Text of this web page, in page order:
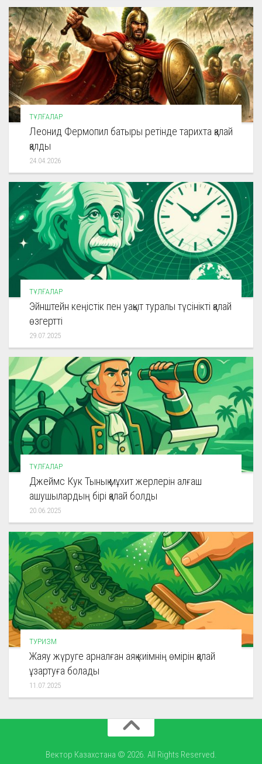
ТҰЛҒАЛАР
Леонид Фермопил батыры ретінде тарихта қалай
қалды
24.04.2026
ТҰЛҒАЛАР
Эйнштейн кеңістік пен уақыт туралы түсінікті қалай
өзгертті
29.07.2025
ТҰЛҒАЛАР
Джеймс Кук Тынық мұхит жерлерін алғаш
ашушылардың бірі қалай болды
20.06.2025
ТУРИЗМ
Жаяу жүруге арналған аяқ киімнің өмірін қалай
ұзартуға болады
11.07.2025
Вектор Казахстана © 2026. All Rights Reserved.